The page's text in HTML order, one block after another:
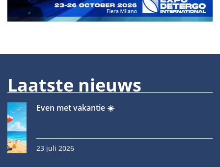
Laatste nieuws
Even met vakantie ☀️
23 juli 2026